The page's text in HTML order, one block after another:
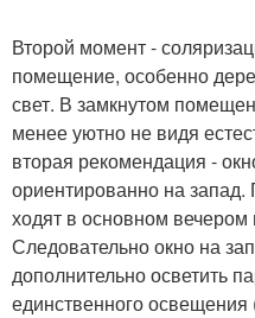
Второй момент -
помещение, особенно
свет. В замкнутом
менее уютно не видя
вторая рекомендация -
ориентированно на
ходят в основном
Следовательно окно на
дополнительно осветить
единственного освещения